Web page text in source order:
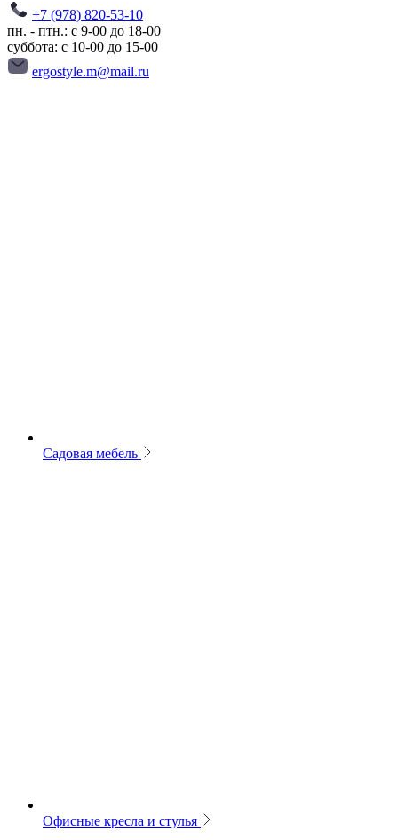
+7 (978) 820-53-10
пн. - птн.: с 9-00 до 18-00
суббота: с 10-00 до 15-00
ergostyle.m@mail.ru
Садовая мебель
Офисные кресла и стулья